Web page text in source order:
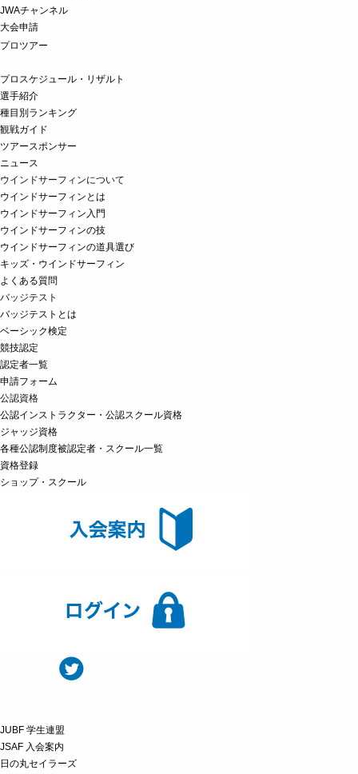
JWAチャンネル
大会申請
プロツアー
プロスケジュール・リザルト
選手紹介
種目別ランキング
観戦ガイド
ツアースポンサー
ニュース
ウインドサーフィンについて
ウインドサーフィンとは
ウインドサーフィン入門
ウインドサーフィンの技
ウインドサーフィンの道具選び
キッズ・ウインドサーフィン
よくある質問
バッジテスト
バッジテストとは
ベーシック検定
競技認定
認定者一覧
申請フォーム
公認資格
公認インストラクター・公認スクール資格
ジャッジ資格
各種公認制度被認定者・スクール一覧
資格登録
ショップ・スクール
JUBF 学生連盟
JSAF 入会案内
日の丸セイラーズ